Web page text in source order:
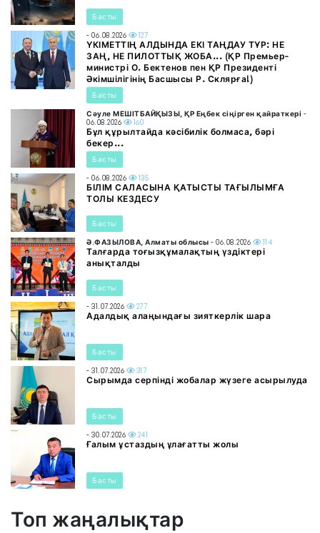
Басты
- 06.08.2026 127
ҮКІМЕТТІҢ АЛДЫНДА ЕКІ ТАҢДАУ ТҰР: НЕ
ЗАҢ, НЕ ПИЛОТТЫҚ ЖОБА... (ҚР Премьер-
министрі О. Бектенов пен ҚР Президенті
Әкімшілігінің Басшысы Р. Склярға!)
Басты
Сәуле МЕШІТБАЙҚЫЗЫ, ҚР Еңбек сіңірген қайраткері -
06.08.2026
160
Бұл құрылтайда кәсібилік болмаса, бәрі
бекер...
Басты
- 06.08.2026 135
БІЛІМ САЛАСЫНА ҚАТЫСТЫ ТАҒЫЛЫМҒА
ТОЛЫ КЕЗДЕСУ
Басты
Ә.ФАЗЫЛОВА, Алматы облысы - 06.08.2026 114
Талғарда тоғызқұмалақтың үздіктері
анықталды
Басты
- 31.07.2026 277
Адалдық алаңындағы зияткерлік шара
Басты
- 31.07.2026 317
Сырымда серпінді жобалар жүзеге асырылуда
Басты
- 30.07.2026 241
Ғалым ұстаздың ұлағатты жолы
Басты
Топ жаңалықтар